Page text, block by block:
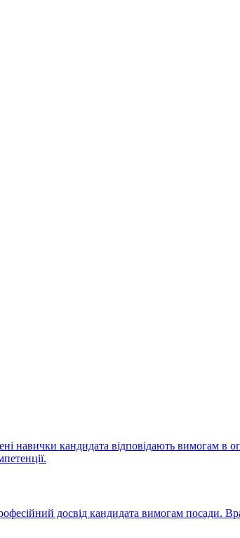
навички кандидата відповідають вимогам в
досвід кандидата вимогам посади.